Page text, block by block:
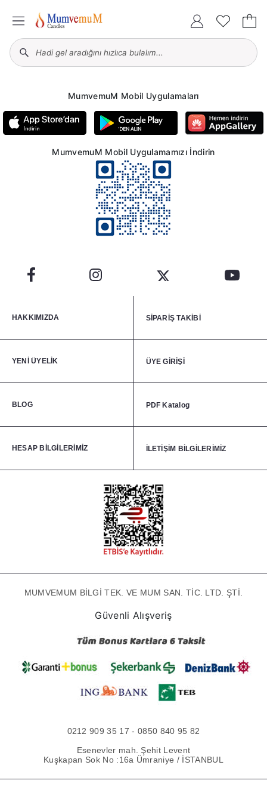
MumvemuM Mobil Uygulamaları
MumvemuM Mobil Uygulamamızı İndirin
HAKKIMIZDA SİPARİŞ TAKİBİ
YENİ ÜYELİK ÜYE GİRİŞİ
BLOG PDF Katalog
HESAP BİLGİLERİMİZ İLETİŞİM BİLGİLERİMİZ
MUMVEMUM BİLGİ TEK. VE MUM SAN. TİC. LTD. ŞTİ.
Güvenli Alışveriş
0212 909 35 17 - 0850 840 95 82
Esenevler mah. Şehit Levent
Kuşkapan Sok No :16a Ümraniye / İSTANBUL